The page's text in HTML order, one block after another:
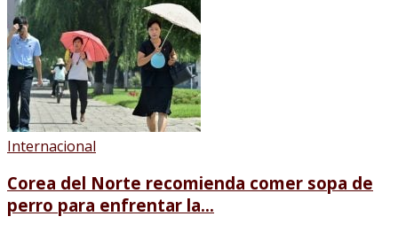
Internacional
Corea del Norte recomienda comer sopa de
perro para enfrentar la...